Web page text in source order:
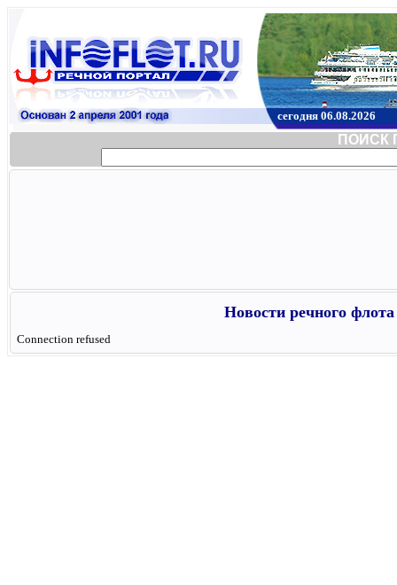
сегодня 06.08.2026
ПОИСК
Новости речного
Connection refused